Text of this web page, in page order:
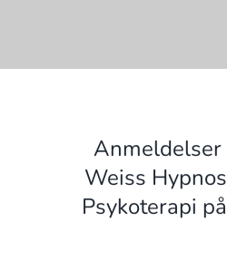
Weiss
Psykoterapi